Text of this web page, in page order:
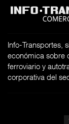
Info-Transportes,
económica sobre
ferroviario y
corporativa del